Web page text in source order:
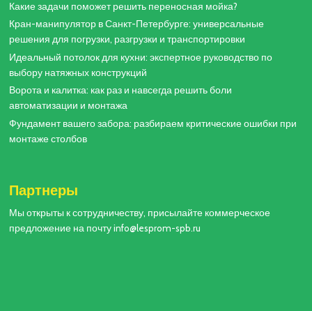
Какие задачи поможет решить переносная мойка?
Кран-манипулятор в Санкт-Петербурге: универсальные
решения для погрузки, разгрузки и транспортировки
Идеальный потолок для кухни: экспертное руководство по
выбору натяжных конструкций
Ворота и калитка: как раз и навсегда решить боли
автоматизации и монтажа
Фундамент вашего забора: разбираем критические ошибки при
монтаже столбов
Партнеры
Мы открыты к сотрудничеству, присылайте коммерческое
предложение на почту info@lesprom-spb.ru